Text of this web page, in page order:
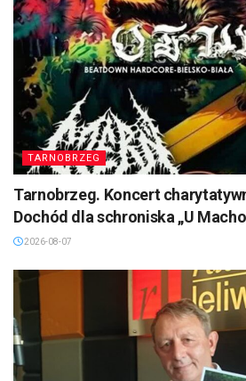
TARNOBRZEG
Tarnobrzeg. Koncert
Dochód dla schroniska „U
2026-08-07